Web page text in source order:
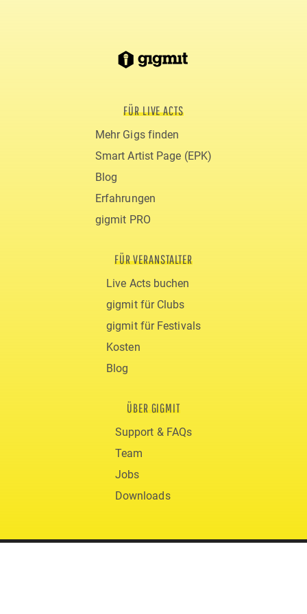
FÜR LIVE ACTS
Mehr Gigs finden
Smart Artist Page (EPK)
Blog
Erfahrungen
gigmit PRO
FÜR VERANSTALTER
Live Acts buchen
gigmit für Clubs
gigmit für Festivals
Kosten
Blog
ÜBER GIGMIT
Support & FAQs
Team
Jobs
Downloads